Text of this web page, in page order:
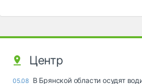
Центр
05.08 В Брянской области осудят